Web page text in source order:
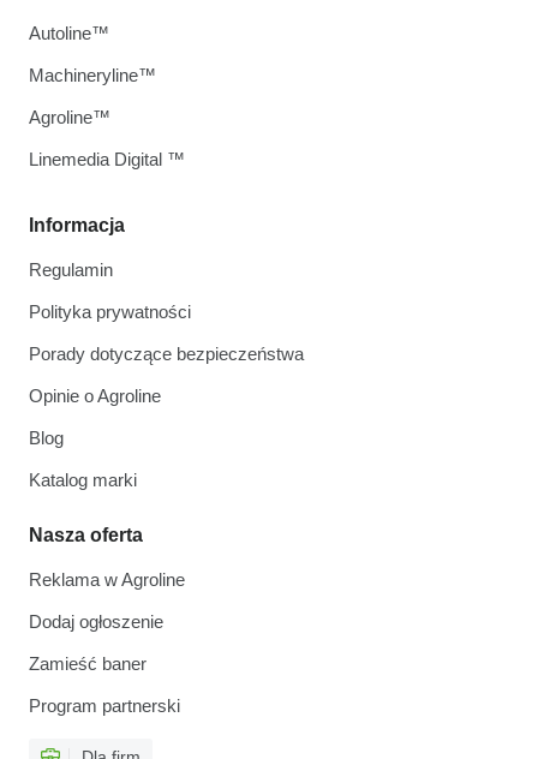
Informacja
Regulamin
Polityka prywatności
Porady dotyczące bezpieczeństwa
Opinie o Agroline
Blog
Katalog marki
Nasza oferta
Reklama w Agroline
Dodaj ogłoszenie
Zamieść baner
Program partnerski
Autoline™
Machineryline™
Agroline™
Linemedia Digital ™